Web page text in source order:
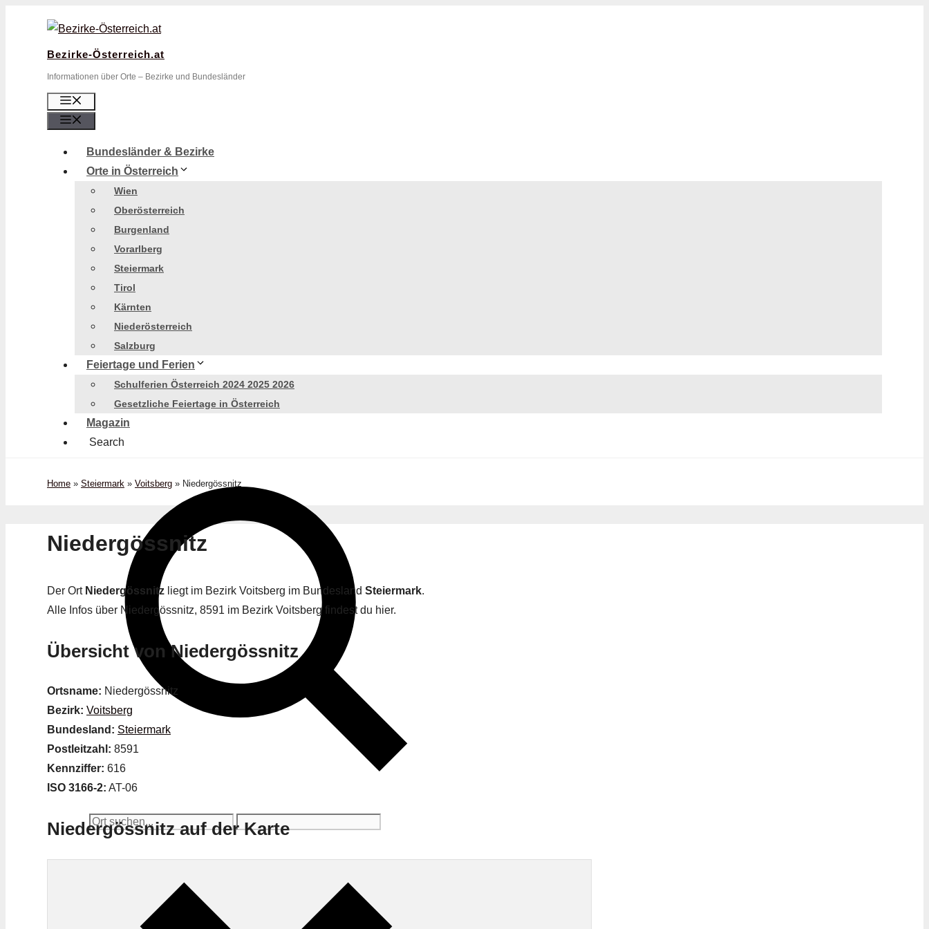
Bezirke-Österreich.at
Informationen über Orte – Bezirke und Bundesländer
Bundesländer & Bezirke
Orte in Österreich
Wien
Oberösterreich
Burgenland
Vorarlberg
Steiermark
Tirol
Kärnten
Niederösterreich
Salzburg
Feiertage und Ferien
Schulferien Österreich 2024 2025 2026
Gesetzliche Feiertage in Österreich
Magazin
Search
Home » Steiermark » Voitsberg » Niedergössnitz
Niedergössnitz
Der Ort Niedergössnitz liegt im Bezirk Voitsberg im Bundesland Steiermark.
Alle Infos über Niedergössnitz, 8591 im Bezirk Voitsberg findest du hier.
Übersicht von Niedergössnitz
Ortsname: Niedergössnitz
Bezirk: Voitsberg
Bundesland: Steiermark
Postleitzahl: 8591
Kennziffer: 616
ISO 3166-2: AT-06
Niedergössnitz auf der Karte